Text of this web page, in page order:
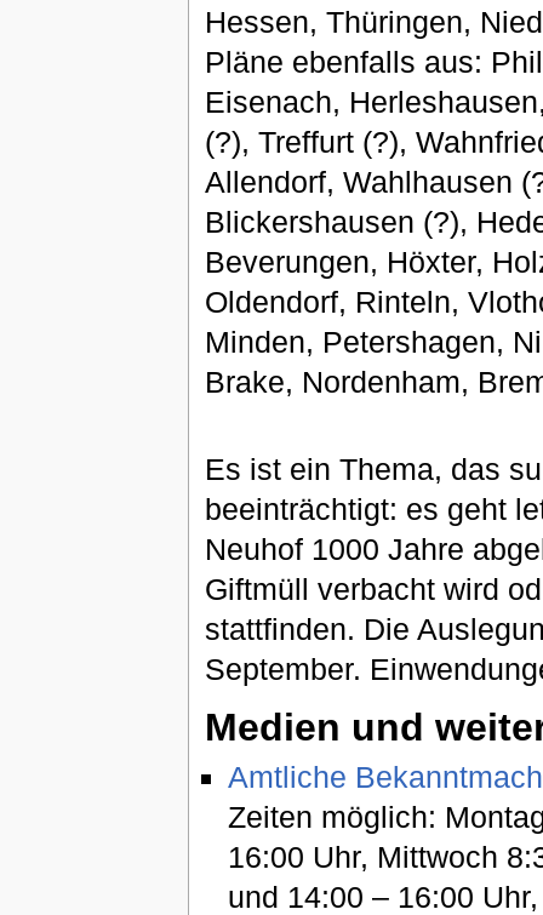
Hessen, Thüringen,
Pläne ebenfalls aus:
Eisenach,
(?), Treffurt (?),
Allendorf, Wahlhausen
Blickershausen (?),
Beverungen, Höxter,
Oldendorf, Rinteln,
Minden, Petershagen,
Brake, Nordenham,
Es ist ein Thema, das
beeinträchtigt: es geht
Neuhof 1000 Jahre
Giftmüll verbacht wird
stattfinden. Die
September.
Medien und
Amtliche
Zeiten möglich:
16:00 Uhr, Mittwoch
und 14:00 – 16:00